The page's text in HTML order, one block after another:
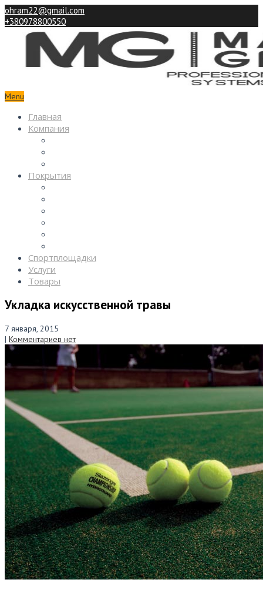
ohram22@gmail.com
+380978800550
Menu
Главная
Компания
Покрытия
Спортплощадки
Услуги
Товары
Укладка искусственной травы
7 января, 2015
| Комментариев нет